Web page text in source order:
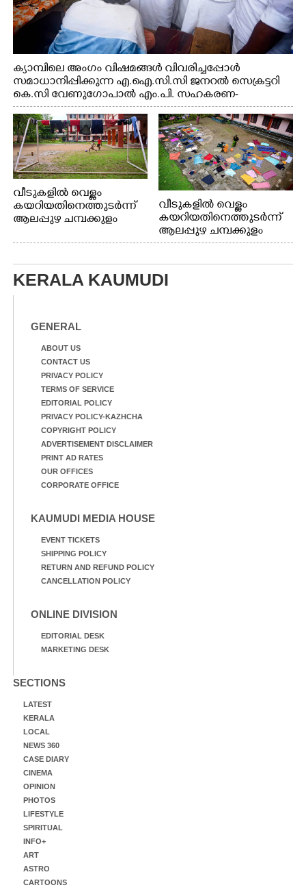
ക്യാമ്പിലെ അംഗം വിഷമങ്ങൾ വിവരിച്ചപ്പോൾ
സമാധാനിപ്പിക്കുന്ന എ.ഐ.സി.സി ജനറൽ സെക്രട്ടറി
കെ.സി വേണുഗോപാൽ എം.പി. സഹകരണ-
എക്സൈസ് വകുപ്പ് മന്ത്രി എം. ലിജു, എന്നിവർ
വീടുകളിൽ വെള്ളം
കയറിയതിനെത്തുടർന്ന്
ആലപ്പുഴ ചമ്പക്കുളം
പോരൂക്കര സെൻട്രൽ
ക്യാമ്പിലെത്തിയവർ
വസ്ത്രങ്ങൾ
ഉണക്കാനിട്ടിരിക്കുന്ന
ഫുട്ബോൾ കളികളിൽ
കുട്ടികൾ
വീടുകളിൽ വെള്ളം
കയറിയതിനെത്തുടർന്ന്
ആലപ്പുഴ ചമ്പക്കുളം
ഫാദർ തോമസ്
ക്യാമ്പിലെത്തിയവർ മഴ
KERALA KAUMUDI
GENERAL
ABOUT US
CONTACT US
PRIVACY POLICY
TERMS OF SERVICE
EDITORIAL POLICY
PRIVACY POLICY-KAZHCHA
COPYRIGHT POLICY
ADVERTISEMENT DISCLAIMER
PRINT AD RATES
OUR OFFICES
CORPORATE OFFICE
KAUMUDI MEDIA HOUSE
EVENT TICKETS
SHIPPING POLICY
RETURN AND REFUND POLICY
CANCELLATION POLICY
ONLINE DIVISION
EDITORIAL DESK
MARKETING DESK
SECTIONS
LATEST
KERALA
LOCAL
NEWS 360
CASE DIARY
CINEMA
OPINION
PHOTOS
LIFESTYLE
SPIRITUAL
INFO+
ART
ASTRO
CARTOONS